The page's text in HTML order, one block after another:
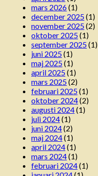
mars 2026(1)
december 2025(1)
november 2025(2)
oktober 2025(1)
september 2025(1)
juni 2025(1)
maj 2025(1)
april 2025(1)
mars 2025(2)
februari 2025(1)
oktober 2024(2)
augusti 2024(1)
juli 2024(1)
juni 2024(2)
maj 2024(1)
april 2024(1)
mars 2024(1)
februari 2024(1)